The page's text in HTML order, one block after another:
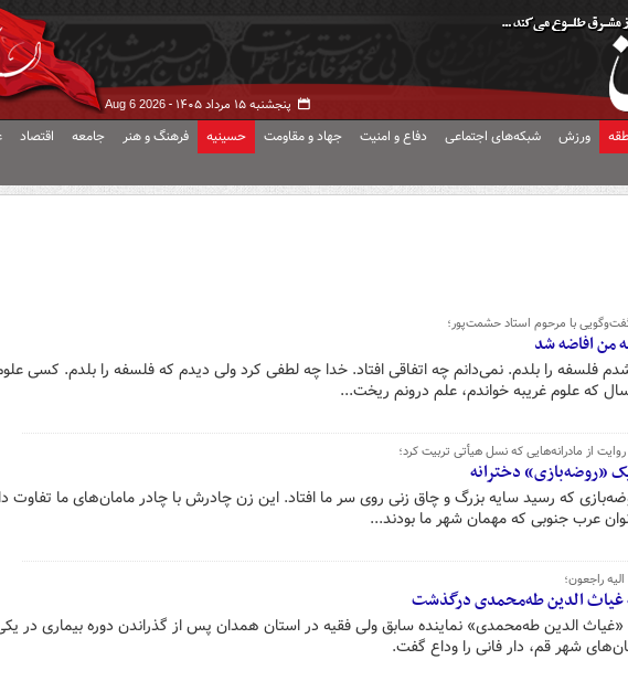
پنجشنبه ۱۵ مرداد ۱۴۰۵ - Aug 6 2026
ورزش شبکه‌های اجتماعی دفاع و امنیت جهاد و مقاومت حسینیه فرهنگ و هنر جامعه اقتصاد
با مرحوم استاد حشمت‌پور؛
من افاضه شد
فلسفه را بلدم. نمی‌دانم چه اتفاقی افتاد. خدا چه لطفی کرد ولی دیدم که فلسفه را بلدم. کسی
که علوم غریبه خواندم، علم درونم ریخت...
از مادرانه‌هایی که نسل هیأتی تربیت کرد؛
«روضه‌بازی» دخترانه
که رسید سایه بزرگ و چاق زنی روی سر ما افتاد. این زن چادرش با چادر مامان‌های ما
عرب جنوبی که مهمان شهر ما بودند...
الیه راجعون؛
غیاث الدین طه‌محمدی درگذشت
«غیاث الدین طه‌محمدی» نماینده سابق ولی فقیه در استان همدان پس از گذراندن دوره بیماری در
شهر قم، دار فانی را وداع گفت.